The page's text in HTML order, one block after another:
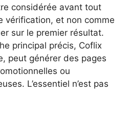
considérée avant tout
vérification, et non comme
sur le premier résultat.
principal précis, Coflix
peut générer des pages
ou
L’essentiel n’est pas